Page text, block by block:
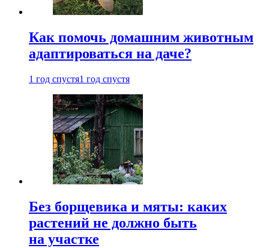
Как помочь домашним животным
адаптироваться на даче?
1 год спустя1 год спустя
Без борщевика и мяты: каких
растений не должно быть
на участке